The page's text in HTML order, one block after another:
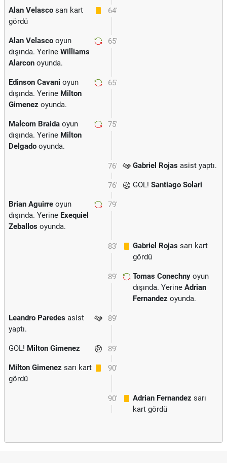
64'
Alan Velasco sarı kart
gördü
65'
Alan Velasco oyun
dışında. Yerine Williams
Alarcon oyunda.
65'
Edinson Cavani oyun
dışında. Yerine Milton
Gimenez oyunda.
75'
Malcom Braida oyun
dışında. Yerine Milton
Delgado oyunda.
76' Gabriel Rojas asist yaptı.
76' GOL! Santiago Solari
79'
Brian Aguirre oyun
dışında. Yerine Exequiel
Zeballos oyunda.
83' Gabriel Rojas sarı kart
gördü
89' Tomas Conechny oyun
dışında. Yerine Adrian
Fernandez oyunda.
89'
Leandro Paredes asist
yaptı.
89'
GOL! Milton Gimenez
90'
Milton Gimenez sarı kart
gördü
90' Adrian Fernandez sarı
kart gördü